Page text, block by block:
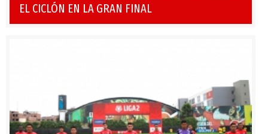
EL CICLÓN EN LA GRAN FINAL